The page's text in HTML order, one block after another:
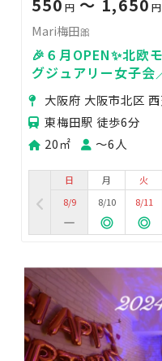
550 円 〜 1,650 円
Mari梅田🎀
🎉６月OPEN✨北欧
グジュアリー女子会
面100㌅鑑賞会／ス
大阪府 大阪市北区
東梅田駅 徒歩6分
20㎡
〜6人
日
8/9
月
8/10
火
8/11